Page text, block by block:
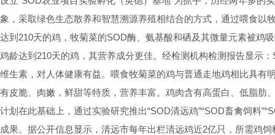
象，采取绿色生态散养和智慧溯源养殖相结合的方式，通过喂食以
达到210天的鸡，牧菊菜的SOD酶、氨基酸和硒及其微量元素被鸡
鸡龄达到210天的鸡，其营养成分更佳。经检测机构检测报告显示
维生素，对人体健康有益。喂食牧菊菜的鸡与普通走地鸡相比具有
有皮脆、肉嫩，鲜甜等特质，营养丰富。鸡肉含有高蛋白、低脂肪
计划在此基础上，通过实验研究推出“SOD清远鸡”“SOD畜禽饲料
成果。据公开信息显示，清远市每年出栏清远鸡近2亿只，所需鸡